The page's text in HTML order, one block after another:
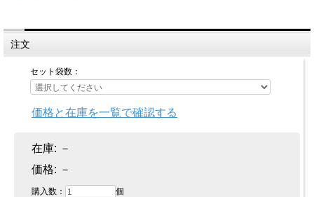
注文
セット袋数：
価格と在庫を一覧で確認する
在庫: －
価格: －
購入数： 個